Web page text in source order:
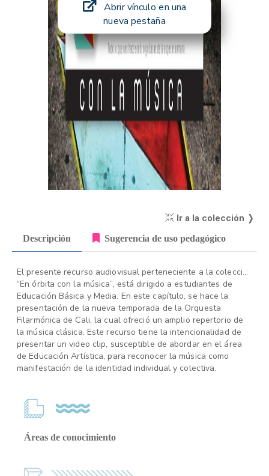
Abrir vínculo en una
nueva pestaña
Ir a la colección ❭
Descripción Sugerencia de uso pedagógico
El presente recurso audiovisual perteneciente a la colección
“En órbita con la música”, está dirigido a estudiantes de
Educación Básica y Media. En este capítulo, se hace la
presentación de la nueva temporada de la Orquesta
Filarmónica de Cali, la cual ofreció un amplio repertorio de
la música clásica. Este recurso tiene la intencionalidad de
presentar un video clip, susceptible de abordar en el área
de Educación Artística, para reconocer la música como
manifestación de la identidad individual y colectiva.
Áreas de conocimiento